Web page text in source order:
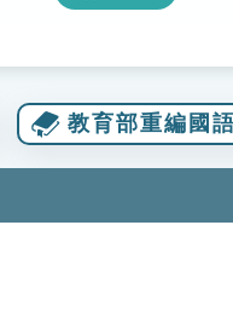
教育部重編國